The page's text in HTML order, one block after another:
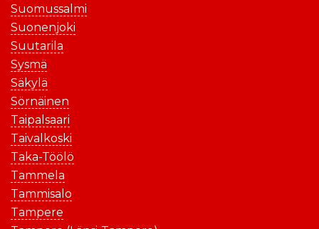
Suomussalmi
Suonenjoki
Suutarila
Sysmä
Säkylä
Sörnäinen
Taipalsaari
Taivalkoski
Taka-Töölö
Tammela
Tammisalo
Tampere